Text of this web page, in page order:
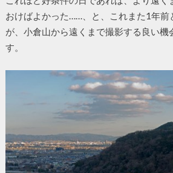
おけばよかった……、と、これまた1年前
が、小倉山から遠くまで撮影する良い機
す。